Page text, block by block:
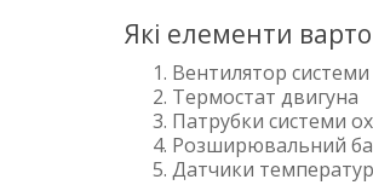
Які елементи
Вентилятор
Термостат двигуна
Патрубки системи
Розширювальний
Датчики